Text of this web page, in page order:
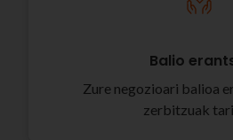
Balio
Zure negozioari balioa
zerbitzuak